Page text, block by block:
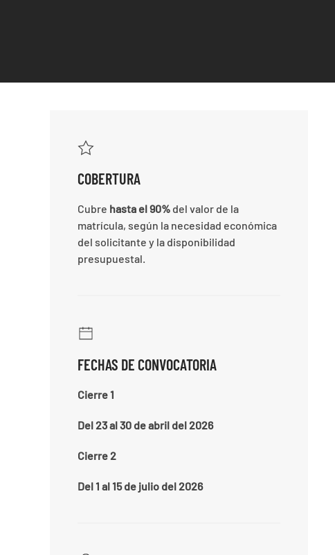
COBERTURA
Cubre hasta el90% del valor de la
matrícula, según la necesidad económica
del solicitante y la disponibilidad
presupuestal.
FECHAS DE CONVOCATORIA
Cierre 1
Del 23 al 30 de abril del 2026
Cierre 2
Del 1 al 15 de julio del 2026